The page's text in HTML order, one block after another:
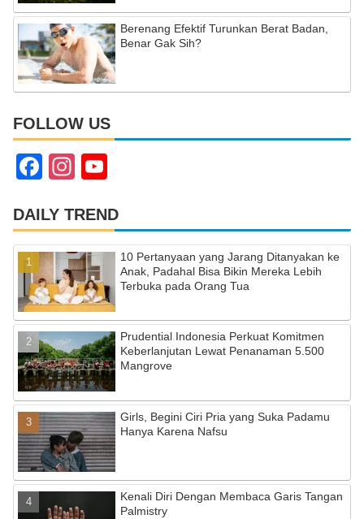
Berenang Efektif Turunkan Berat Badan,
Benar Gak Sih?
FOLLOW US
F
c
e
b
o
o
k
In
a
gr
a
m
u
T
u
b
e
C
h
a
n
n
el
DAILY TREND
10 Pertanyaan yang Jarang Ditanyakan ke
Anak, Padahal Bisa Bikin Mereka Lebih
Terbuka pada Orang Tua
Prudential Indonesia Perkuat Komitmen
Keberlanjutan Lewat Penanaman 5.500
Mangrove
Girls, Begini Ciri Pria yang Suka Padamu
Hanya Karena Nafsu
Kenali Diri Dengan Membaca Garis Tangan
Palmistry